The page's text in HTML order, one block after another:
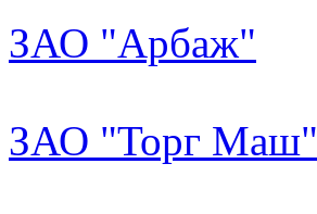
ЗАО "Арбаж"
ЗАО "Торг Маш"